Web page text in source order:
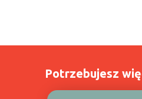
Potrzebujesz